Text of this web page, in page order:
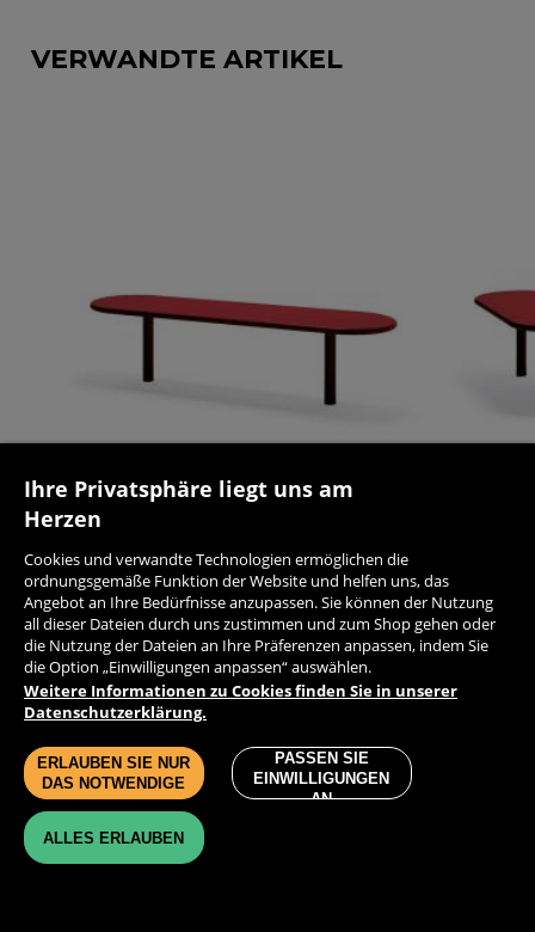
VERWANDTE ARTIKEL
4-SITZER STRASSENBANK AUS STAHL
1113.84 € (Netto)
1.392,30 € (mit MwSt)
PRODUKTE
KONTAKT
DATENSCHUTZ-BESTIMMUNGEN
LIEFERZEIT UND VERSANDKOSTEN
Ihre Privatsphäre liegt uns am
Herzen
Cookies und verwandte Technologien ermöglichen die
ordnungsgemäße Funktion der Website und helfen uns, das
Angebot an Ihre Bedürfnisse anzupassen. Sie können der Nutzung
all dieser Dateien durch uns zustimmen und zum Shop gehen oder
die Nutzung der Dateien an Ihre Präferenzen anpassen, indem Sie
die Option „Einwilligungen anpassen“ auswählen.
Weitere Informationen zu Cookies finden Sie in unserer
Datenschutzerklärung.
ERLAUBEN SIE NUR
DAS NOTWENDIGE
PASSEN SIE
EINWILLIGUNGEN
AN
ALLES ERLAUBEN